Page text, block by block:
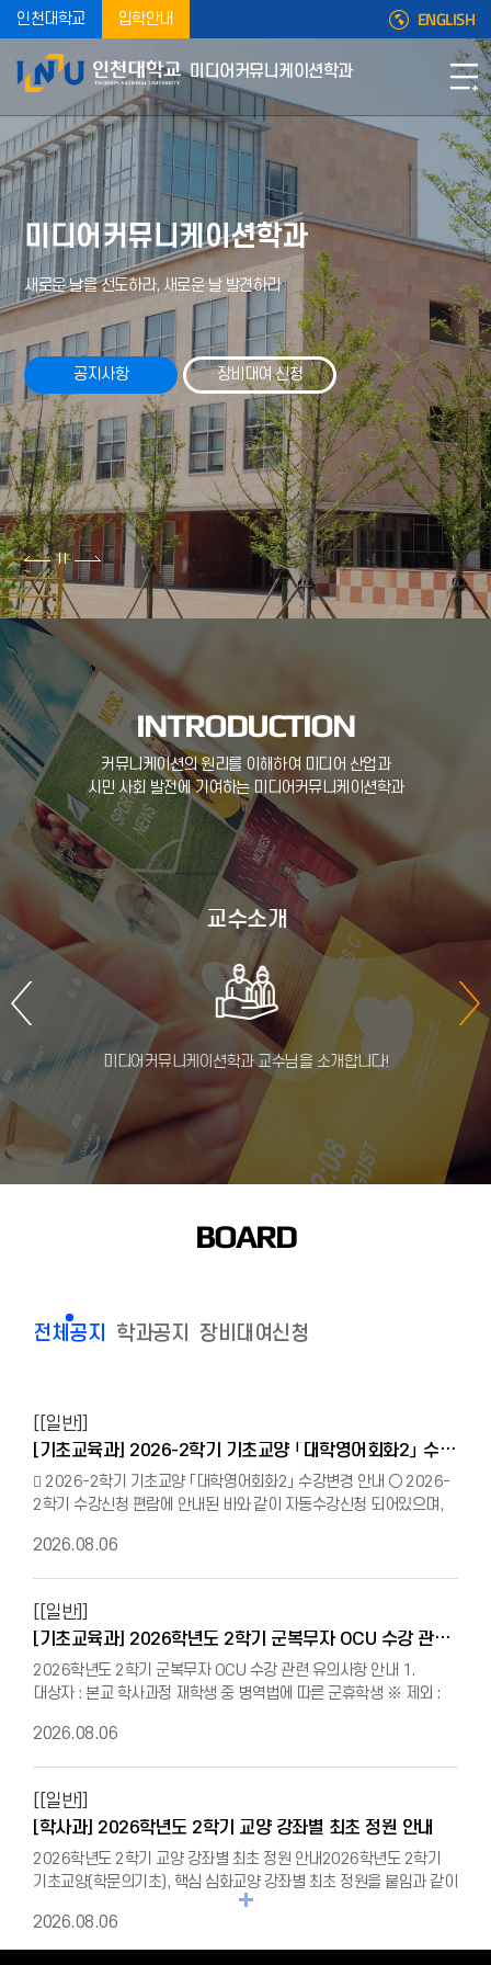
인천대학교 입학안내 ENGLISH
미디어커뮤니케이션학과
미디어커뮤니케이션학과
새로운 날을 선도하라, 새로운 날 발견하라
공지사항 장비대여 신청
INTRODUCTION
커뮤니케이션의 원리를 이해하여 미디어 산업과
시민 사회 발전에 기여하는 미디어커뮤니케이션학과
교수소개
미디어커뮤니케이션학과 교수님을 소개합니다!
BOARD
전체공지
[[일반]]
[기초교육과] 2026-2학기 기초교양 「대학영어회화2」 수강변경 안내
󰏚 2026-2학기 기초교양 「대학영어회화2」 수강변경 안내 ○ 2026-
2학기 수강신청 편람에 안내된 바와 같이 자동수강신청 되어있으며,
한하여 분반 변경이 가능함. ※해당 사유로 변경하고자 하는 학생은
유의사항을 반드시 숙지하신 후 기간 내 신청 변경 가능 사유 1.전과 및
중복 2.수업수준 상향 으로 분반 변경 희망 시 ※ 이외 다른 개인적
사유 인정 불가 유의사항 1. 수강생의 전과 및 부 복수(연계전공),
평생교육사 관련 교과목 수강으로 인한 시간표 중복 또는 수업수준
상향 으로 분반 변경하는 경우를 제외한 다른 개인적 사유 인정 불가 2.
수업 운영 및 공정한 성적 평가를 위해 수업수준 하향 으로 분반 변경
필수)하여 기초교육원 웹메일 제출(liberaledu@inu.ac.kr) 3.
기초교육원 담당자가 순차적으로 검토한 뒤 승인 여부를 웹메일로
회신 4. 기초교육원 확인 완료 후 본인이 직접 수강취소 직후 승인받은
분반으로 수강 변경 신청 5. 수강취소 후 분반 변경을 하지 않거나
수업수준 하향 으로 변경 신청 시 기존 분반으로 원상 복귀되며, 기존
수강신청 분반 시간에 타 과목을 수강신청 하여 복귀가 불가한 경우
2026.08.06
[[일반]]
[기초교육과] 2026학년도 2학기 군복무자 OCU 수강 관련 유의사항 안내
2026학년도 2학기 군복무자 OCU 수강 관련 유의사항 안내 1.
대상자 : 본교 학사과정 재학생 중 병역법에 따른 군휴학생 ※ 제외 :
소집해제 해당자2. 소속학과 및 전공별 수강 제한 교과목 (확인 필수) -
컴퓨터보안과활용, 예제로배우는C언어 : 컴퓨터공학부,
조형예술학부, 디자인학부 - 운동처방실제 : 스포츠과학부(체육학부),
운동건강학부, 체육교육과 ※ 포털에서 본인 정보 확인 후, 제한교과목
및 재수강 신청 시 유의3. 군복무자 OCU 재수강 관련 - 계절학기에
성적을 올리기 위한 재수강이 가능하도록 인천대학교 재수강 제도가
변경됨에 따라, 2024학년도 1학기부터 군 복무 중 OCU 재수강이
가능합니다. (재수강 성적 최대 B+ 또는 "A0" 제한) ※ 2025학년도
동계 계절학기 이전 : 재수강 성적상한 최대 B+, 기존 성적과 비교하여
2026.08.06
[[일반]]
[학사과] 2026학년도 2학기 교양 강좌별 최초 정원 안내
2026학년도 2학기 교양 강좌별 최초 정원 안내2026학년도 2학기
기초교양(학문의기초), 핵심 심화교양 강좌별 최초 정원을 붙임과 같이
공개합니다.※ 교양 정원 증원은 원칙적으로 불가※ 변경 사항 발생 시
따로 공지하지 않으며 최초 정원만 공개함※ 기초교양(학문의기초) 중
학과 개설 교과목인 대학수학(2), 기초과학 공학 영역 교과목의 정원은
2026.08.06
학과공지 장비대여신청